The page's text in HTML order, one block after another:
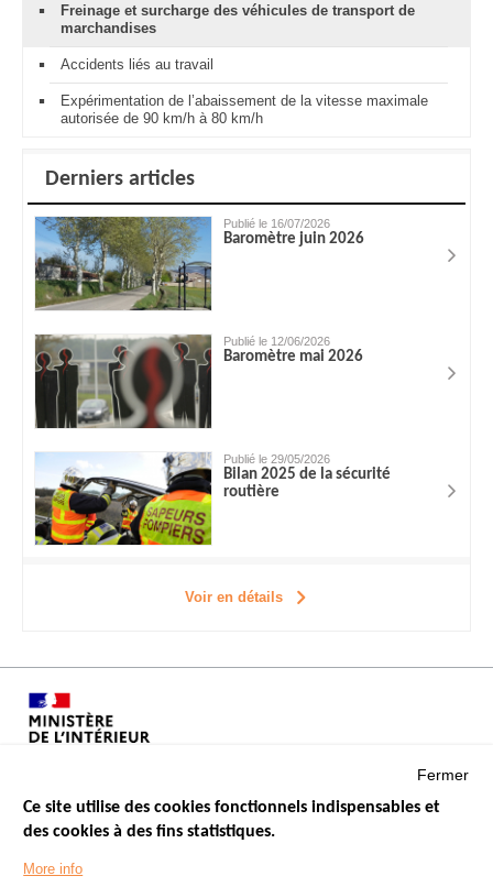
Freinage et surcharge des véhicules de transport de
marchandises
Accidents liés au travail
Expérimentation de l’abaissement de la vitesse maximale
autorisée de 90 km/h à 80 km/h
Derniers articles
Publié le 16/07/2026
Baromètre juin 2026
Publié le 12/06/2026
Baromètre mai 2026
Publié le 29/05/2026
Bilan 2025 de la sécurité
routière
Voir en détails
Menu
Footer
LES SITES PUBLICS
Fermer
Ce site utilise des cookies fonctionnels indispensables et
des cookies à des fins statistiques.
More info